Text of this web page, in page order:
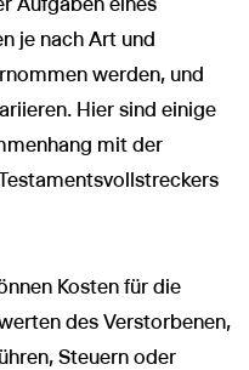
je nach Art und
werden, und
Hier sind einige
mit der
Kosten für die
des Verstorbenen,
Steuern oder